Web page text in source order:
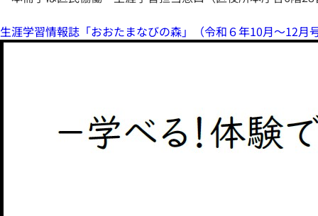
生涯学習情報誌「おおたまなびの森」（令和６年10月～12月